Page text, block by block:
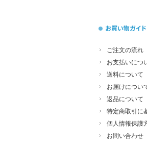
ご注文の流れ
お支払いにつ
送料について
お届けについ
返品について
特定商取引に
個人情報保護
お問い合わせ